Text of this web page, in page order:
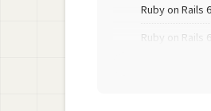
Ruby on Rails
Ruby on Rails